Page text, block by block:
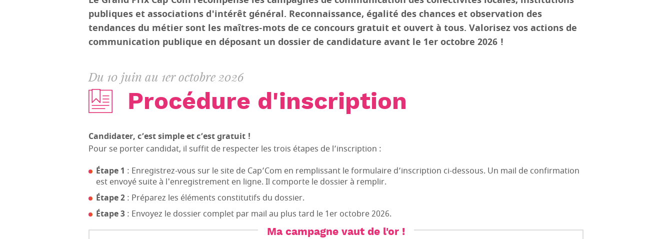
publiques et associations d'intérêt général. Reconnaissance, égalité des chances et observation des
tendances du métier sont les maîtres-mots de ce concours gratuit et ouvert à tous. Valorisez vos actions de
communication publique en déposant un dossier de candidature avant le 1er octobre 2026 !
Du 10 juin au 1er octobre 2026
Procédure d'inscription
Candidater, c’est simple et c’est gratuit !
Pour se porter candidat, il suffit de respecter les trois étapes de l’inscription :
Étape 1 : Enregistrez-vous sur le site de Cap’Com en remplissant le formulaire d’inscription ci-dessous. Un mail de confirmation
est envoyé suite à l'enregistrement en ligne. Il comporte le dossier à remplir.
Étape 2 : Préparez les éléments constitutifs du dossier.
Étape 3 : Envoyez le dossier complet par mail au plus tard le 1er octobre 2026.
Ma campagne vaut de l'or !